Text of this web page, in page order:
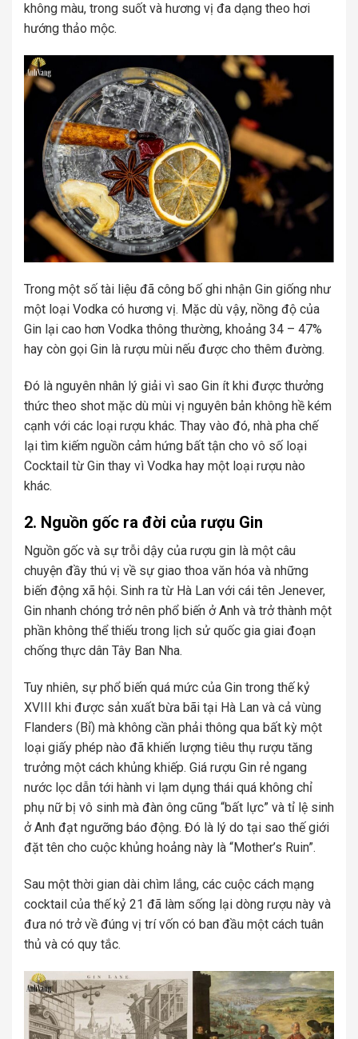
không màu, trong suốt và hương vị đa dạng theo hơi
hướng thảo mộc.
Trong một số tài liệu đã công bố ghi nhận Gin giống như
một loại Vodka có hương vị. Mặc dù vậy, nồng độ của
Gin lại cao hơn Vodka thông thường, khoảng 34 – 47%
hay còn gọi Gin là rượu mùi nếu được cho thêm đường.
Đó là nguyên nhân lý giải vì sao Gin ít khi được thưởng
thức theo shot mặc dù mùi vị nguyên bản không hề kém
cạnh với các loại rượu khác. Thay vào đó, nhà pha chế
lại tìm kiếm nguồn cảm hứng bất tận cho vô số loại
Cocktail từ Gin thay vì Vodka hay một loại rượu nào
khác.
2. Nguồn gốc ra đời của rượu Gin
Nguồn gốc và sự trỗi dậy của rượu gin là một câu
chuyện đầy thú vị về sự giao thoa văn hóa và những
biến động xã hội. Sinh ra từ Hà Lan với cái tên Jenever,
Gin nhanh chóng trở nên phổ biến ở Anh và trở thành một
phần không thể thiếu trong lịch sử quốc gia giai đoạn
chống thực dân Tây Ban Nha.
Tuy nhiên, sự phổ biến quá mức của Gin trong thế kỷ
XVIII khi được sản xuất bừa bãi tại Hà Lan và cả vùng
Flanders (Bỉ) mà không cần phải thông qua bất kỳ một
loại giấy phép nào đã khiến lượng tiêu thụ rượu tăng
trưởng một cách khủng khiếp. Giá rượu Gin rẻ ngang
nước lọc dẫn tới hành vi lạm dụng thái quá không chỉ
phụ nữ bị vô sinh mà đàn ông cũng “bất lực” và tỉ lệ sinh
ở Anh đạt ngưỡng báo động. Đó là lý do tại sao thế giới
đặt tên cho cuộc khủng hoảng này là “Mother’s Ruin”.
Sau một thời gian dài chìm lắng, các cuộc cách mạng
cocktail của thế kỷ 21 đã làm sống lại dòng rượu này và
đưa nó trở về đúng vị trí vốn có ban đầu một cách tuân
thủ và có quy tắc.